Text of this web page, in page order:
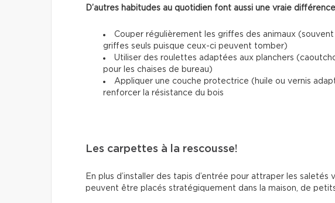
D’autres habitudes au quotidien font aussi une vraie
Couper régulièrement les griffes des animaux
griffes seuls puisque ceux-ci peuvent tomber)
Utiliser des roulettes adaptées aux planchers
pour les chaises de bureau)
Appliquer une couche protectrice (huile ou vernis
renforcer la résistance du bois
Les carpettes à la rescousse!
En plus d’installer des tapis d’entrée pour attraper les saletés
peuvent être placés stratégiquement dans la maison, de